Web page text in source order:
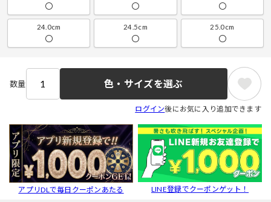
〇 〇 〇
24.0cm
〇
24.5cm
〇
25.0cm
〇
数量 色・サイズを選ぶ
ログイン後にお気に入り追加できます
アプリDLで毎日クーポンあたる LINE登録でクーポンゲット！